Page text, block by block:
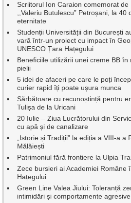
Scriitorul Ion Caraion comemorat de
,,Valeriu Butulescu” Petroșani, la
eternitate
Studenții Universității din București
vară într-un proiect cu impact în
UNESCO Țara Hațegului
Beneficiile utilizării unei creme BB
pielii
5 idei de afaceri pe care le poți
curier rapid îți poate ușura munca
Sărbătoare cu recunoștință pentru
Tulișa de la Uricani
20 Iulie – Ziua Lucrătorului din
cu apă și de canalizare
„Istorie și Tradiții” la ediția a VIII-a a
Mălăiești
Patrimoniul fără frontiere la Ulpia
Zece bursieri ai Academiei Române
Hațegului
Green Line Valea Jiului: Toleranță
intimidări și comportamente